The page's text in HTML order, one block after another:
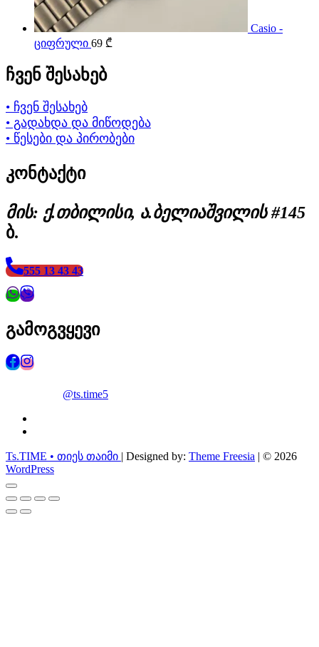
Casio -
ციფრული 69 ₾
ჩვენ შესახებ
• ჩვენ შესახებ
• გადახდა და მიწოდება
• წესები და პირობები
კონტაქტი
მის: ქ.თბილისი, ა.ბელიაშვილის #145
ბ.
555 13 43 43
გამოგვყევი
@ts.time5
Ts.TIME • თიეს თაიმი | Designed by: Theme Freesia | © 2026
WordPress
Go
to
top